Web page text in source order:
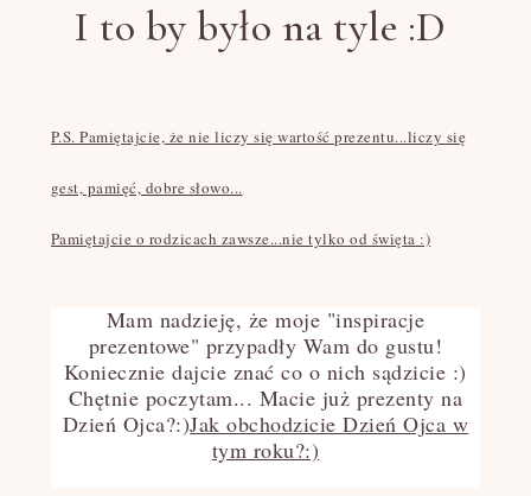
I to by było na tyle :D
P.S. Pamiętajcie, że nie liczy się wartość prezentu...liczy się
gest, pamięć, dobre słowo...
Pamiętajcie o rodzicach zawsze...nie tylko od święta :)
Mam nadzieję, że moje "inspiracje
prezentowe" przypadły Wam do gustu!
Koniecznie dajcie znać co o nich sądzicie :)
Chętnie poczytam... Macie już prezenty na
Dzień Ojca?:)Jak obchodzicie Dzień Ojca w
tym roku?:)